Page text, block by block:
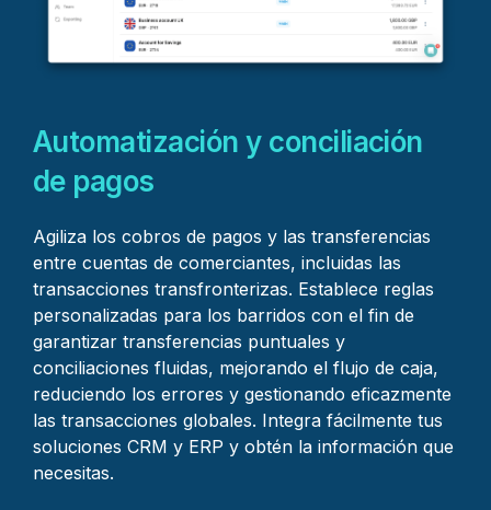
Automatización y conciliación
de pagos
Agiliza los cobros de pagos y las transferencias
entre cuentas de comerciantes, incluidas las
transacciones transfronterizas. Establece reglas
personalizadas para los barridos con el fin de
garantizar transferencias puntuales y
conciliaciones fluidas, mejorando el flujo de caja,
reduciendo los errores y gestionando eficazmente
las transacciones globales. Integra fácilmente tus
soluciones CRM y ERP y obtén la información que
necesitas.